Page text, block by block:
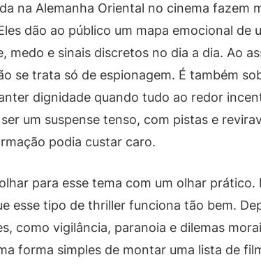
na Alemanha Oriental no cinema fazem
dão ao público um mapa emocional de
medo e sinais discretos no dia a dia. Ao
se trata só de espionagem. É também
dignidade quando tudo ao redor
um suspense tenso, com pistas e
podia custar caro.
para esse tema com um olhar prático.
esse tipo de thriller funciona tão bem.
como vigilância, paranoia e dilemas
forma simples de montar uma lista de